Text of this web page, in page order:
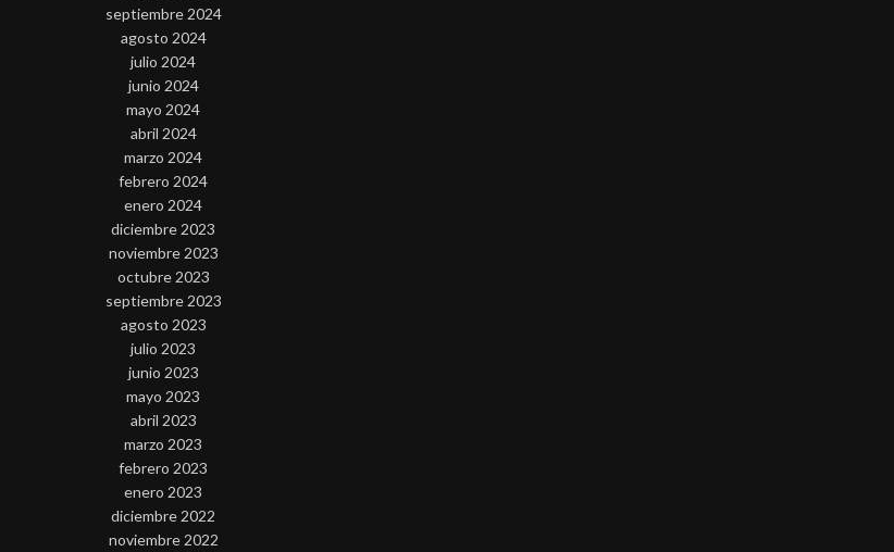
septiembre 2024
agosto 2024
julio 2024
junio 2024
mayo 2024
abril 2024
marzo 2024
febrero 2024
enero 2024
diciembre 2023
noviembre 2023
octubre 2023
septiembre 2023
agosto 2023
julio 2023
junio 2023
mayo 2023
abril 2023
marzo 2023
febrero 2023
enero 2023
diciembre 2022
noviembre 2022